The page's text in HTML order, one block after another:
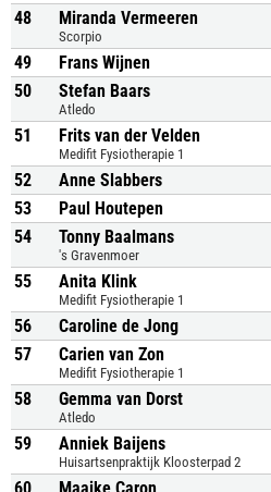
48
Miranda Vermeeren
Scorpio
49 Frans Wijnen
50
Stefan Baars
Atledo
51 Frits van der Velden
Medifit Fysiotherapie 1
52 Anne Slabbers
53
Paul Houtepen
54
Tonny Baalmans
's Gravenmoer
55 Anita Klink
Medifit Fysiotherapie 1
56 Caroline de Jong
57
Carien van Zon
Medifit Fysiotherapie 1
58 Gemma van Dorst
Atledo
59 Anniek Baijens
Huisartsenpraktijk Kloosterpad 2